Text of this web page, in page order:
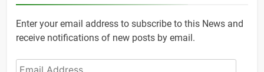
Enter your email address to subscribe to this News and
receive notifications of new posts by email.
Email